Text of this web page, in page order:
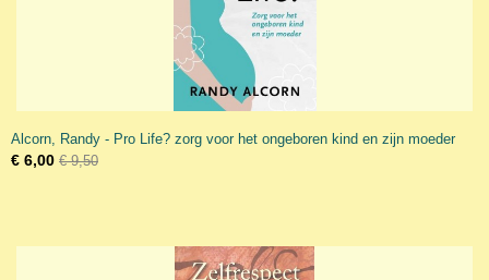
Alcorn, Randy - Pro Life? zorg voor het ongeboren kind en zijn moeder
€ 6,00 € 9,50